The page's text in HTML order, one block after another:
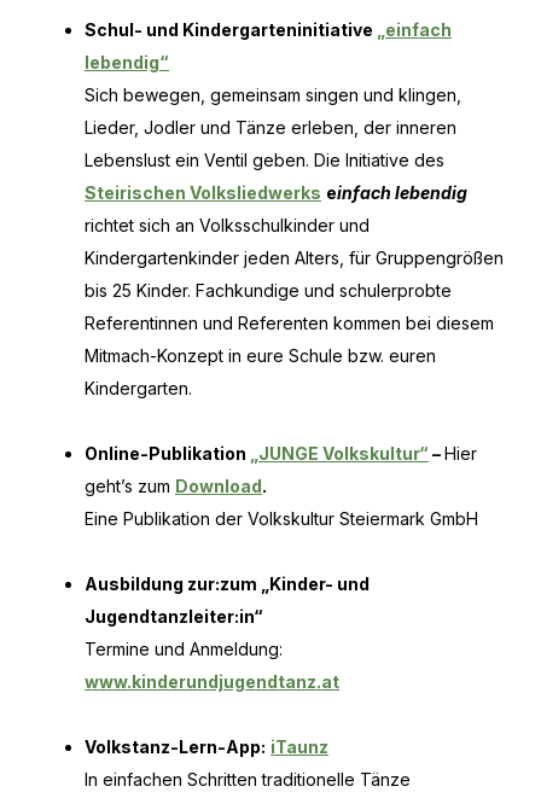
Schul- und Kindergarteninitiative
„einfach
lebendig“
Sich bewegen, gemeinsam singen und klingen,
Lieder, Jodler und Tänze erleben, der inneren
Lebenslust ein Ventil geben. Die Initiative des
Steirischen Volksliedwerks einfach lebendig
richtet sich an Volksschulkinder und
Kindergartenkinder jeden Alters, für Gruppengrößen
bis 25 Kinder. Fachkundige und schulerprobte
Referentinnen und Referenten kommen bei diesem
Mitmach-Konzept in eure Schule bzw. euren
Kindergarten.
Online-Publikation „JUNGE Volkskultur“ –Hier
geht’s zum Download.
Eine Publikation der Volkskultur Steiermark GmbH
Ausbildung zur:zum „Kinder- und
Jugendtanzleiter:in“
Termine und Anmeldung:
www.kinderundjugendtanz.at
Volkstanz-Lern-App: iTaunz
In einfachen Schritten traditionelle Tänze